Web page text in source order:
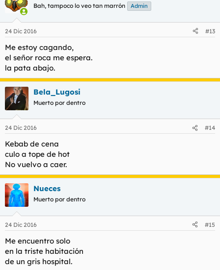
Bah, tampoco lo veo tan marrón Admin
24 Dic 2016 #13
Me estoy cagando,
el señor roca me espera.
la pata abajo.
Bela_Lugosi
Muerto por dentro
24 Dic 2016 #14
Kebab de cena
culo a tope de hot
No vuelvo a caer.
Nueces
Muerto por dentro
24 Dic 2016 #15
Me encuentro solo
en la triste habitación
de un gris hospital.